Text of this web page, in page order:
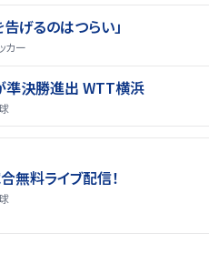
げるのはつらい」
カー
準決勝進出 WTT横浜
無料ライブ配信！